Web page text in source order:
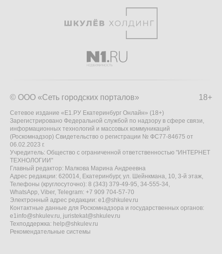
18+
© ООО «Сеть городских порталов»
Сетевое издание «Е1.РУ Екатеринбург Онлайн» (18+)
Зарегистрировано Федеральной службой по надзору в сфере связи,
информационных технологий и массовых коммуникаций
(Роскомнадзор) Свидетельство о регистрации № ФС77-84675 от
06.02.2023 г.
Учредитель: Общество с ограниченной ответственностью "ИНТЕРНЕТ
ТЕХНОЛОГИИ"
Главный редактор: Малкова Марина Андреевна
Адрес редакции: 620014, Екатеринбург, ул. Шейнкмана, 10, 3-й этаж,
Телефоны (круглосуточно): 8 (343) 379-49-95, 34-555-34,
WhatsApp, Viber, Telegram: +7 909 704-57-70
Электронный адрес редакции: e1@shkulev.ru
Контактные данные для Роскомнадзора и государственных органов:
e1info@shkulev.ru, juristekat@shkulev.ru
Техподдержка: help@shkulev.ru
Рекомендательные системы